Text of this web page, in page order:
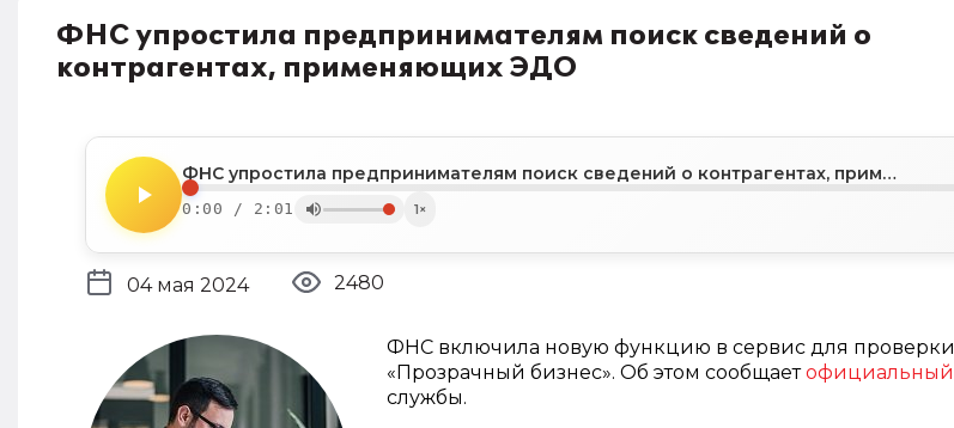
ФНС упростила предпринимателям поиск сведений о
контрагентах, применяющих ЭДО
ФНС упростила предпринимателям поиск сведений о контрагентах, применяющих ЭДО
0:00 / 2:01 1×
04 мая 2024 2480
ФНС включила новую функцию в сервис для проверки
«Прозрачный бизнес». Об этом сообщаетофициальный
службы.